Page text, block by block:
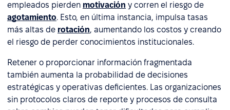
empleados pierden motivación y corren el riesgo de
agotamiento. Esto, en última instancia, impulsa tasas
más altas de rotación, aumentando los costos y creando
el riesgo de perder conocimientos institucionales.
Retener o proporcionar información fragmentada
también aumenta la probabilidad de decisiones
estratégicas y operativas deficientes. Las organizaciones
sin protocolos claros de reporte y procesos de consulta